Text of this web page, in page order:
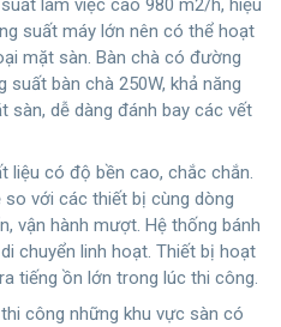
làm việc cao 980 m2/h, hiệu
suất máy lớn nên có thể hoạt
mặt sàn. Bàn chà có đường
suất bàn chà 250W, khả năng
sàn, dễ dàng đánh bay các vết
liệu có độ bền cao, chắc chắn.
so với các thiết bị cùng dòng
vận hành mượt. Hệ thống bánh
chuyển linh hoạt. Thiết bị hoạt
tiếng ồn lớn trong lúc thi công.
công những khu vực sàn có